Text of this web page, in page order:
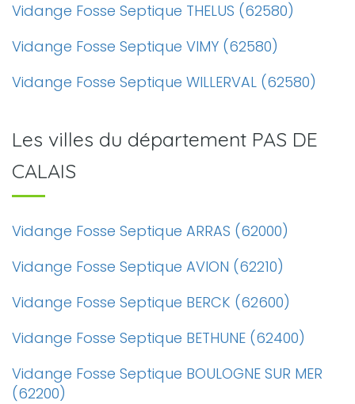
Vidange Fosse Septique THELUS (62580)
Vidange Fosse Septique VIMY (62580)
Vidange Fosse Septique WILLERVAL (62580)
Les villes du département PAS DE
CALAIS
Vidange Fosse Septique ARRAS (62000)
Vidange Fosse Septique AVION (62210)
Vidange Fosse Septique BERCK (62600)
Vidange Fosse Septique BETHUNE (62400)
Vidange Fosse Septique BOULOGNE SUR MER
(62200)